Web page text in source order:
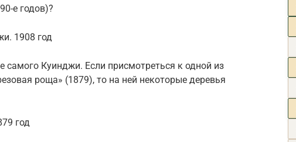
е годов)?
1908 год
самого Куинджи. Если присмотреться к одной из
роща» (1879), то на ней некоторые деревья
год